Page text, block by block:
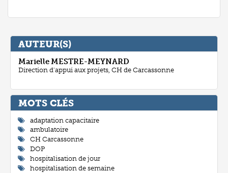
AUTEUR(S)
Marielle MESTRE-MEYNARD
Direction d'appui aux projets, CH de Carcassonne
MOTS CLÉ
adaptation capacitaire
ambulatoire
CH Carcassonne
DOP
hospitalisation de jour
hospitalisation de semaine